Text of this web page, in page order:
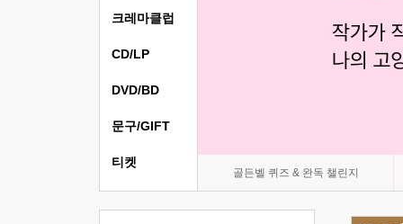
골든벨 퀴즈 & 완독 챌린지
크레마클럽
CD/LP
DVD/BD
문구/GIFT
티켓